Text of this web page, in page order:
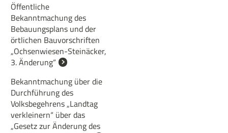
Öffentliche
Bekanntmachung des
Bebauungsplans und der
örtlichen Bauvorschriften
„Ochsenwiesen-Steinäcker,
3. Änderung“
Bekanntmachung über die
Durchführung des
Volksbegehrens „Landtag
verkleinern“ über das
„Gesetz zur Änderung des